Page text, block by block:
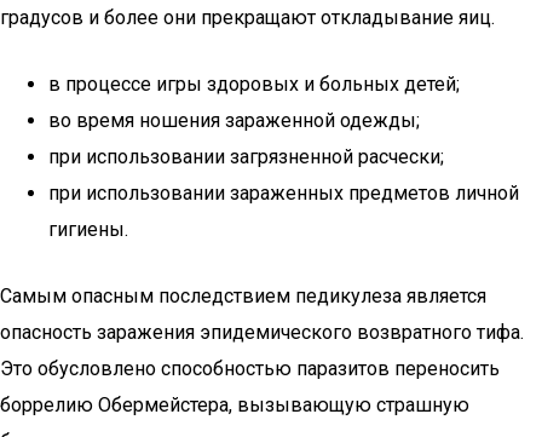
градусов и более они прекращают откладывание яиц.
в процессе игры здоровых и больных детей;
во время ношения зараженной одежды;
при использовании загрязненной расчески;
при использовании зараженных предметов личной
гигиены.
Самым опасным последствием педикулеза является
опасность заражения эпидемического возвратного тифа.
Это обусловлено способностью паразитов переносить
боррелию Обермейстера, вызывающую страшную